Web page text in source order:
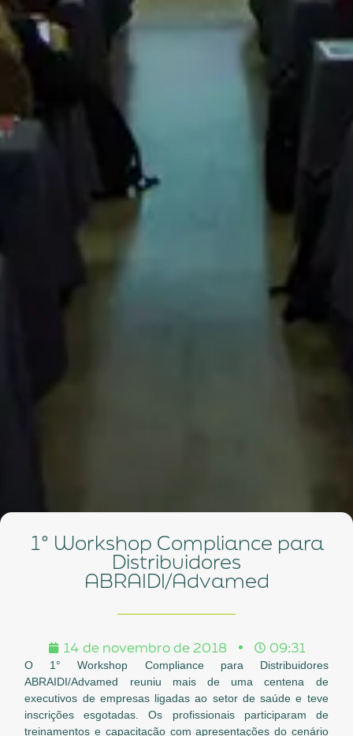
1° Workshop Compliance para
Distribuidores
ABRAIDI/Advamed
14 de novembro de 2018 09:31
O 1° Workshop Compliance para Distribuidores
ABRAIDI/Advamed reuniu mais de uma centena de
executivos de empresas ligadas ao setor de saúde e teve
inscrições esgotadas. Os profissionais participaram de
treinamentos e capacitação com apresentações do cenário